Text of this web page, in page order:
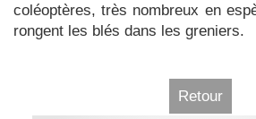
coléoptères, très nombreux en
rongent les blés dans les greniers.
Retour